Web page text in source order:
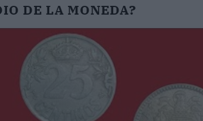
DE LA MONEDA?